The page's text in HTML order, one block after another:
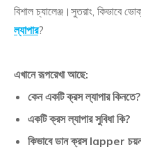
বিশাল চ্যালেঞ্জ।সুতরাং, কিভাবে
ল্যাপার?
এখানে রূপরেখা আছে:
কেন একটি ক্রস ল্যাপার কিনতে?
একটি ক্রস ল্যাপার সুবিধা কি?
কিভাবে ডান ক্রস lapper